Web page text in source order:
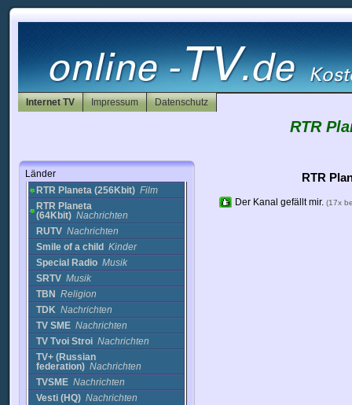
Internet TV Impressum Datenschutz
RTR
Länder
Nachrichten
Moscow Cam Cams
Music TV
Musik
ORT (2) Nachrichten
PBK Market Business
REN-TV Nachrichten
RTR Planeta (128Kbit)
RTR Planeta (256Kbit) Film
RTR Planeta
(64Kbit) Nachrichten
RUTV Nachrichten
Smile of a child
Kinder
Special Radio Musik
SRTV Musik
TBN
Religion
TDK Nachrichten
TV SME Nachrichten
TV Tvoi Stroi Nachrichten
TV+ (Russian
federation) Nachrichten
TVSME Nachrichten
Vesti (HQ) Nachrichten
RTR
Der Kanal gefällt mir. (17x